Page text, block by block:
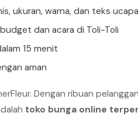
ukuran, warna, dan teks
dan acara di Toli-Toli
15 menit
aman
Dengan ribuan
toko bunga online